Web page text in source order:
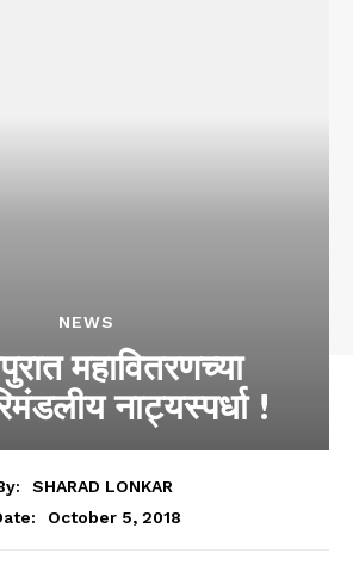
NEWS
महावितरणच्या
नाट्यस्पर्धा !
SHARAD LONKAR
October 5, 2018